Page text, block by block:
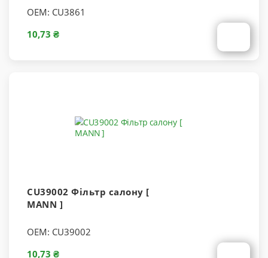
OEM: CU3861
10,73 ₴
CU39002 Фільтр салону [
MANN ]
OEM: CU39002
10,73 ₴